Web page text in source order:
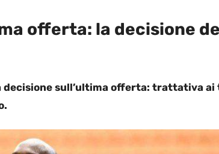
offerta: la decisione
decisione sull’ultima offerta: trattativa